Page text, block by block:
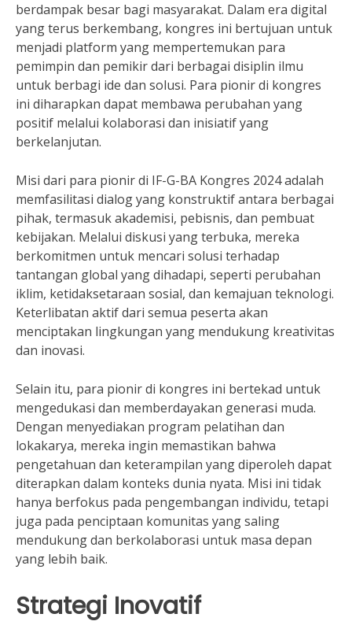
berdampak besar bagi masyarakat. Dalam era digital
yang terus berkembang, kongres ini bertujuan untuk
menjadi platform yang mempertemukan para
pemimpin dan pemikir dari berbagai disiplin ilmu
untuk berbagi ide dan solusi. Para pionir di kongres
ini diharapkan dapat membawa perubahan yang
positif melalui kolaborasi dan inisiatif yang
berkelanjutan.
Misi dari para pionir di IF-G-BA Kongres 2024 adalah
memfasilitasi dialog yang konstruktif antara berbagai
pihak, termasuk akademisi, pebisnis, dan pembuat
kebijakan. Melalui diskusi yang terbuka, mereka
berkomitmen untuk mencari solusi terhadap
tantangan global yang dihadapi, seperti perubahan
iklim, ketidaksetaraan sosial, dan kemajuan teknologi.
Keterlibatan aktif dari semua peserta akan
menciptakan lingkungan yang mendukung kreativitas
dan inovasi.
Selain itu, para pionir di kongres ini bertekad untuk
mengedukasi dan memberdayakan generasi muda.
Dengan menyediakan program pelatihan dan
lokakarya, mereka ingin memastikan bahwa
pengetahuan dan keterampilan yang diperoleh dapat
diterapkan dalam konteks dunia nyata. Misi ini tidak
hanya berfokus pada pengembangan individu, tetapi
juga pada penciptaan komunitas yang saling
mendukung dan berkolaborasi untuk masa depan
yang lebih baik.
Strategi Inovatif